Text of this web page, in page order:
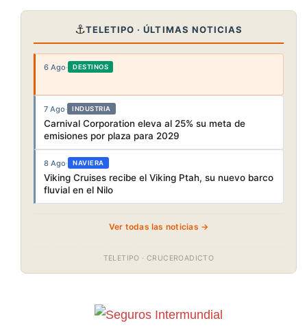
⚓TELETIPO · ÚLTIMAS NOTICIAS
6 Ago· DESTINOS
7 Ago· INDUSTRIA
Carnival Corporation eleva al 25% su meta de
emisiones por plaza para 2029
8 Ago· NAVIERA
Viking Cruises recibe el Viking Ptah, su nuevo barco
fluvial en el Nilo
Ver todas las noticias →
TELETIPO · CRUCEROADICTO